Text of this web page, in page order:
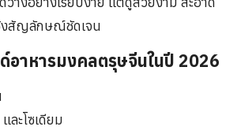
งสัญลักษณ์ชัดเจน
อาหารมงคลตรุษจีนในปี 2026
ละโซเดียม